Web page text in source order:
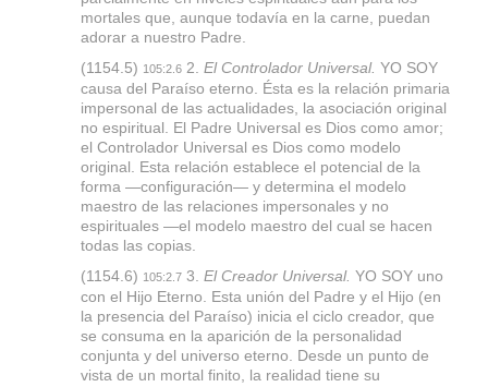
mortales que, aunque todavía en la carne, puedan
adorar a nuestro Padre.
(1154.5) 105:2.62. El Controlador Universal. YO SOY
causa del Paraíso eterno. Ésta es la relación primaria
impersonal de las actualidades, la asociación original
no espiritual. El Padre Universal es Dios como amor;
el Controlador Universal es Dios como modelo
original. Esta relación establece el potencial de la
forma —configuración— y determina el modelo
maestro de las relaciones impersonales y no
espirituales —el modelo maestro del cual se hacen
todas las copias.
(1154.6) 105:2.73. El Creador Universal. YO SOY uno
con el Hijo Eterno. Esta unión del Padre y el Hijo (en
la presencia del Paraíso) inicia el ciclo creador, que
se consuma en la aparición de la personalidad
conjunta y del universo eterno. Desde un punto de
vista de un mortal finito, la realidad tiene su